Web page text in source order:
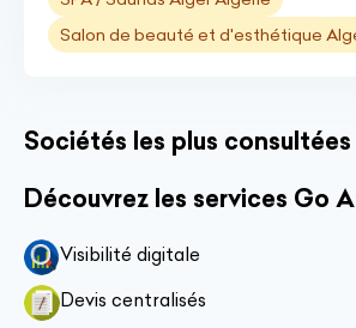
Salon de beauté et d'esthétique
Sociétés les plus consultées
Découvrez les services Go
Visibilité digitale
Devis centralisés